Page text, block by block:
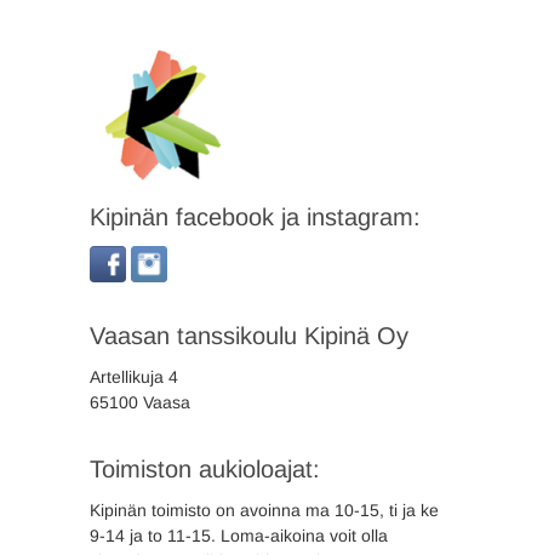
Kipinän facebook ja instagram:
Vaasan tanssikoulu Kipinä Oy
Artellikuja 4
65100 Vaasa
Toimiston aukioloajat:
Kipinän toimisto on avoinna ma 10-15, ti ja ke
9-14 ja to 11-15. Loma-aikoina voit olla